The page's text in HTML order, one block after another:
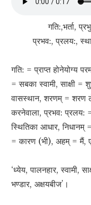
गति:,भर्ता,
प्रभव:, प्रलय:,
गति: = प्राप्त होनेयोग्य
= सबका स्वामी, साक्षी =
वासस्थान, शरणम् = शरण
करनेवाला, प्रभव: प्रलय:
स्थितिका आधार, निधानम्
= कारण (भी), अहम् = मैं,
‘ध्येय, पालनहार, स्वामी,
भण्डार, अक्षयबीज’।